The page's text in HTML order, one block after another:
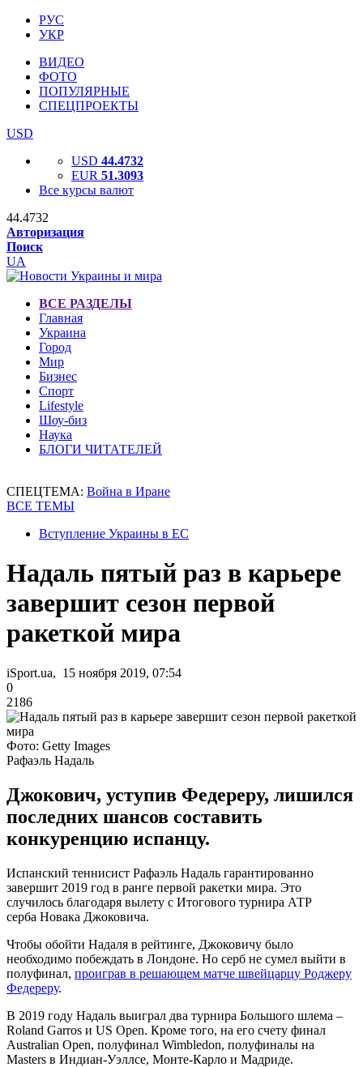
РУС
УКР
ВИДЕО
ФОТО
ПОПУЛЯРНЫЕ
СПЕЦПРОЕКТЫ
USD
USD 44.4732
EUR 51.3093
Все курсы валют
44.4732
Авторизация
Поиск
UA
ВСЕ РАЗДЕЛЫ
Главная
Украина
Город
Мир
Бизнес
Спорт
Lifestyle
Шоу-биз
Наука
БЛОГИ ЧИТАТЕЛЕЙ
СПЕЦТЕМА: Война в Иране
ВСЕ ТЕМЫ
Вступление Украины в ЕС
Надаль пятый раз в карьере
завершит сезон первой
ракеткой мира
iSport.ua, 15 ноября 2019, 07:54
0
2186
Фото: Getty Images
Рафаэль Надаль
Джокович, уступив Федереру, лишился
последних шансов составить
конкуренцию испанцу.
Испанский теннисист Рафаэль Надаль гарантированно
завершит 2019 год в ранге первой ракетки мира. Это
случилось благодаря вылету с Итогового турнира АТР
серба Новака Джоковича.
Чтобы обойти Надаля в рейтинге, Джоковичу было
необходимо побеждать в Лондоне. Но серб не сумел выйти в
полуфинал, проиграв в решающем матче швейцарцу Роджеру
Федереру.
В 2019 году Надаль выиграл два турнира Большого шлема –
Roland Garros и US Open. Кроме того, на его счету финал
Australian Open, полуфинал Wimbledon, полуфиналы на
Masters в Индиан-Уэллсе, Монте-Карло и Мадриде.